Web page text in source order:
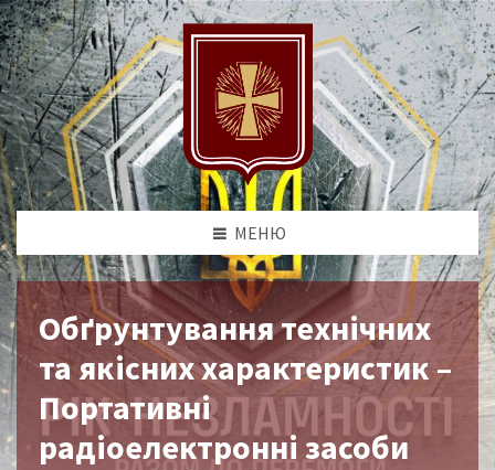
МЕНЮ
Обґрунтування технічних
та якісних характеристик –
Портативні
радіоелектронні засоби